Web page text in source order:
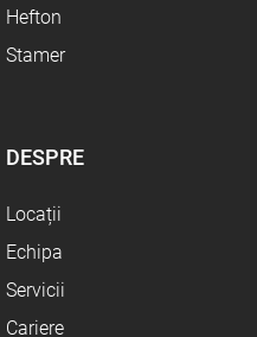
Hefton
Stamer
DESPRE
Locații
Echipa
Servicii
Cariere